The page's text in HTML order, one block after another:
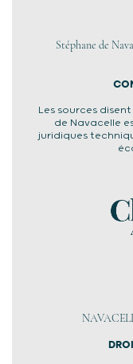
Stéphane de
Les sources
de Navacelle
juridiques